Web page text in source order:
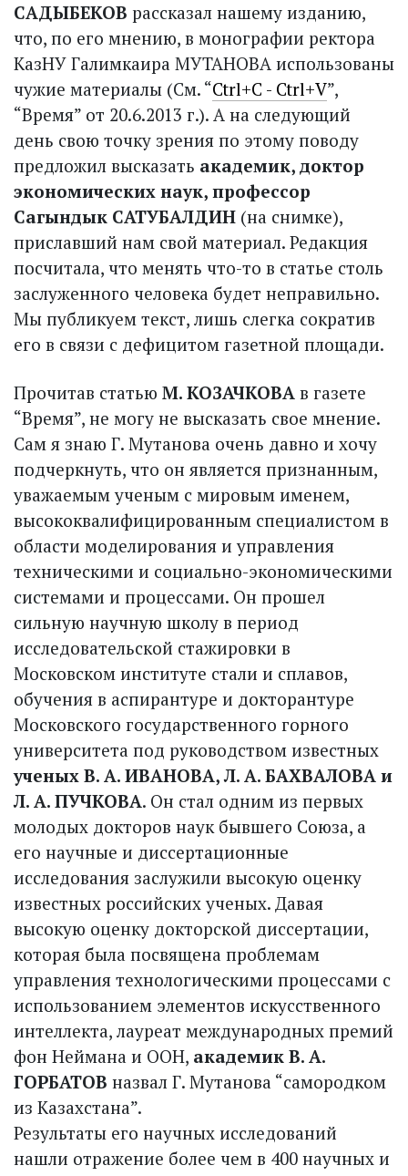
САДЫБЕКОВ рассказал нашему изданию,
что, по его мнению, в монографии ректора
КазНУ Галимкаира МУТАНОВА использованы
чужие материалы (См. “Ctrl+С - Ctrl+V”,
“Время” от 20.6.2013 г.). А на следующий
день свою точку зрения по этому поводу
предложил высказать академик, доктор
экономических наук, профессор
Сагындык САТУБАЛДИН (на снимке),
приславший нам свой материал. Редакция
посчитала, что менять что-то в статье столь
заслуженного человека будет неправильно.
Мы публикуем текст, лишь слегка сократив
его в связи с дефицитом газетной площади.
Прочитав статью М. КОЗАЧКОВА в газете
“Время”, не могу не высказать свое мнение.
Сам я знаю Г. Мутанова очень давно и хочу
подчеркнуть, что он является признанным,
уважаемым ученым с мировым именем,
высококвалифицированным специалистом в
области моделирования и управления
техническими и социально-экономическими
системами и процессами. Он прошел
сильную научную школу в период
исследовательской стажировки в
Московском институте стали и сплавов,
обучения в аспирантуре и докторантуре
Московского государственного горного
университета под руководством известных
ученых В. А. ИВАНОВА, Л. А. БАХВАЛОВА и
Л. А. ПУЧКОВА. Он стал одним из первых
молодых докторов наук бывшего Союза, а
его научные и диссертационные
исследования заслужили высокую оценку
известных российских ученых. Давая
высокую оценку докторской диссертации,
которая была посвящена проблемам
управления технологическими процессами с
использованием элементов искусственного
интеллекта, лауреат международных премий
фон Неймана и ООН, академик В. А.
ГОРБАТОВ назвал Г. Мутанова “самородком
из Казахстана”.
Результаты его научных исследований
нашли отражение более чем в 400 научных и